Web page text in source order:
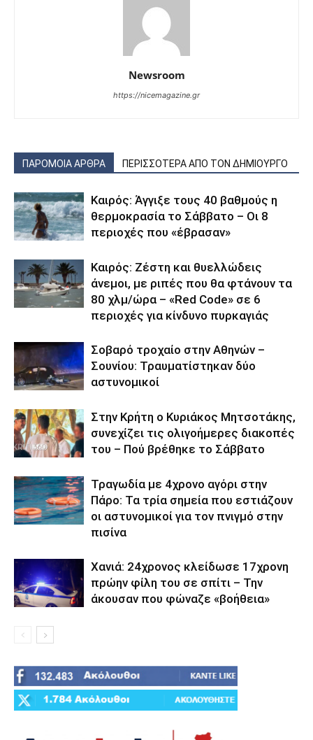
Newsroom
https://nicemagazine.gr
ΠΑΡΟΜΟΙΑ ΑΡΘΡΑ ΠΕΡΙΣΣΟΤΕΡΑ ΑΠΟ ΤΟΝ ΔΗΜΙΟΥΡΓΟ
Καιρός: Άγγιξε τους 40 βαθμούς η
θερμοκρασία το Σάββατο – Οι 8
περιοχές που «έβρασαν»
Καιρός: Ζέστη και θυελλώδεις
άνεμοι, με ριπές που θα φτάνουν τα
80 χλμ/ώρα – «Red Code» σε 6
περιοχές για κίνδυνο πυρκαγιάς
Σοβαρό τροχαίο στην Αθηνών –
Σουνίου: Τραυματίστηκαν δύο
αστυνομικοί
Στην Κρήτη ο Κυριάκος Μητσοτάκης,
συνεχίζει τις ολιγοήμερες διακοπές
του – Πού βρέθηκε το Σάββατο
Τραγωδία με 4χρονο αγόρι στην
Πάρο: Τα τρία σημεία που εστιάζουν
οι αστυνομικοί για τον πνιγμό στην
πισίνα
Χανιά: 24χρονος κλείδωσε 17χρονη
πρώην φίλη του σε σπίτι – Την
άκουσαν που φώναζε «βοήθεια»